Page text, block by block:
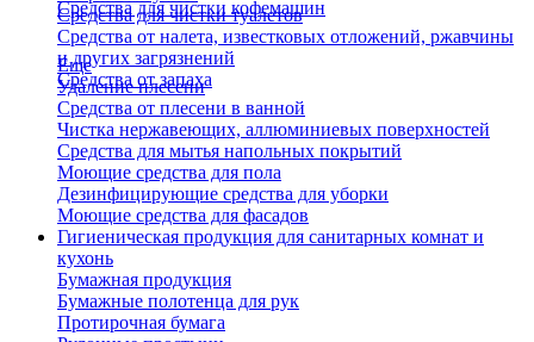
Средства для чистки кофемашин
Средства для чистки туалетов
Средства от налета, известковых отложений, ржавчины
и других загрязнений
Средства от запаха
Еще
Удаление плесени
Средства от плесени в ванной
Чистка нержавеющих, аллюминиевых поверхностей
Средства для мытья напольных покрытий
Моющие средства для пола
Дезинфицирующие средства для уборки
Моющие средства для фасадов
Гигиеническая продукция для санитарных комнат и
кухонь
Бумажная продукция
Бумажные полотенца для рук
Протирочная бумага